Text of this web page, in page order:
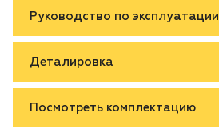
Руководство по эксплуатации
Деталировка
Посмотреть комплектацию